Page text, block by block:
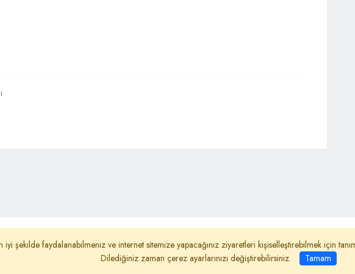
KVKK Aydınlatma Metni Reklam
Haber Gönder
iyi şekilde faydalanabilmeniz ve internet sitemize yapacağınız ziyaretleri kişiselleştirebilmek için
Dilediğiniz zaman çerez ayarlarınızı değiştirebilirsiniz.
Tamam